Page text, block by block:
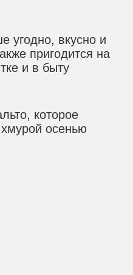
угодно, вкусно и
пригодится на
и в быту
которое
осенью